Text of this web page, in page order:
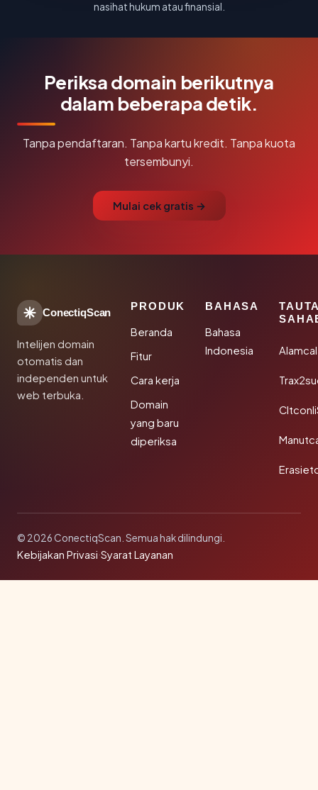
nasihat hukum atau finansial.
Periksa domain berikutnya
dalam beberapa detik.
Tanpa pendaftaran. Tanpa kartu kredit. Tanpa kuota
tersembunyi.
Mulai cek gratis →
ConectiqScan
Intelijen domain
otomatis dan
independen untuk
web terbuka.
PRODUK
Beranda
Fitur
Cara kerja
Domain
yang baru
diperiksa
BAHASA
Bahasa
Indonesia
© 2026 ConectiqScan. Semua hak dilindungi.
Kebijakan Privasi·Syarat Layanan